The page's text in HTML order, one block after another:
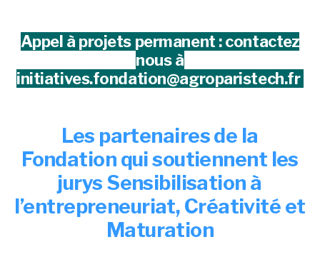
Appel à projets permanent : contactez
nous à
initiatives.fondation@agroparistech.fr
Les partenaires de la
Fondation qui soutiennent les
jurys Sensibilisation à
l’entrepreneuriat, Créativité et
Maturation